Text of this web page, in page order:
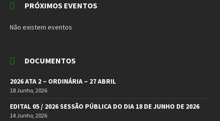
PRÓXIMOS EVENTOS
Não existem eventos
DOCUMENTOS
2026 ATA 2 – ORDINÁRIA – 27 ABRIL
18 Junho, 2026
EDITAL 05 / 2026 SESSÃO PÚBLICA DO DIA 18 DE JUNHO DE 2026
14 Junho, 2026